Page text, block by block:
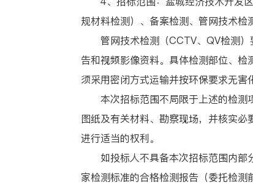
规材料检测）、备案检测、管网技术检
管网技术检测（CCTV、QV检测）
告和视频影像资料。具体检测部位、
须采用密闭方式运输并按环保要求无害
本次招标范围不局限于上述的检测
图纸及有关材料、勘察现场，并核实
进行适当的权利。
如投标人不具备本次招标范围内部
家检测标准的合格检测报告（委托检